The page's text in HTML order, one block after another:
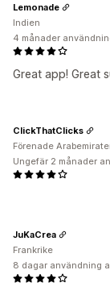
Great app! Great
Lemonade
Indien
4 månader
ClickThatClicks
Förenade
Ungefär 2 månader
JuKaCrea
Frankrike
8 dagar användning